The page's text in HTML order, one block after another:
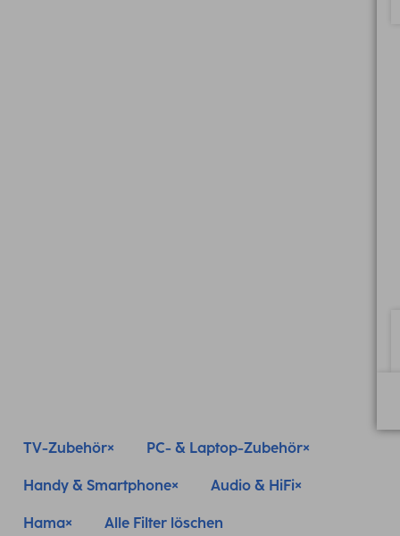
TV-Zubehör PC- & Laptop-Zubehör
Handy & Smartphone Audio & HiFi
Hama Alle Filter löschen